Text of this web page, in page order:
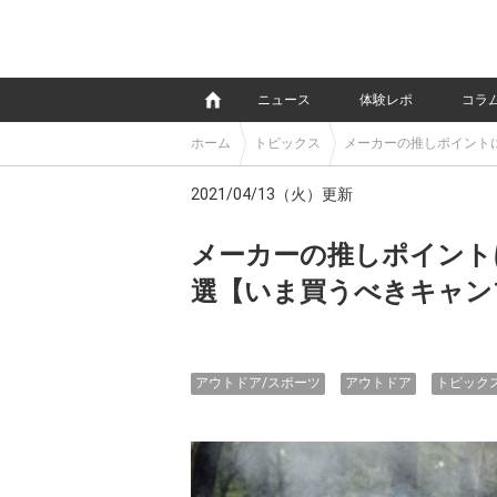
ニュース 体験レポ コラ
ホーム トピックス メーカーの推しポイン
2021/04/13（火）更新
メーカーの推しポイン
選【いま買うべきキャ
アウトドア/スポーツ アウトドア トピック